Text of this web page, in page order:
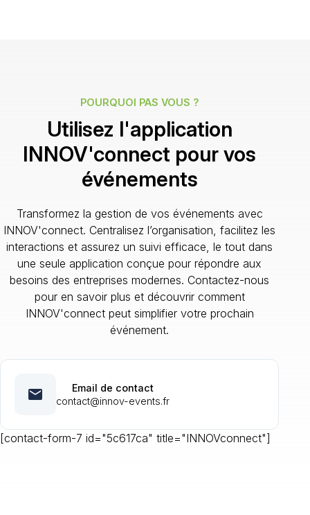
POURQUOI PAS VOUS ?
Utilisez l'application
INNOV'connect pour vos
événements
Transformez la gestion de vos événements avec
INNOV'connect. Centralisez l’organisation, facilitez les
interactions et assurez un suivi efficace, le tout dans
une seule application conçue pour répondre aux
besoins des entreprises modernes. Contactez-nous
pour en savoir plus et découvrir comment
INNOV'connect peut simplifier votre prochain
événement.
email
Email de contact
contact@innov-events.fr
[contact-form-7 id="5c617ca" title="INNOVconnect"]